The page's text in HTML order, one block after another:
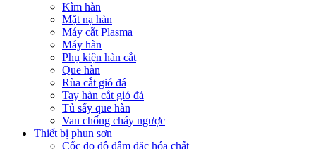
Kìm hàn
Mặt nạ hàn
Máy cắt Plasma
Máy hàn
Phụ kiện hàn cắt
Que hàn
Rùa cắt gió đá
Tay hàn cắt gió đá
Tủ sấy que hàn
Van chống cháy ngược
Thiết bị phun sơn
Cốc đo độ đậm đặc hóa chất